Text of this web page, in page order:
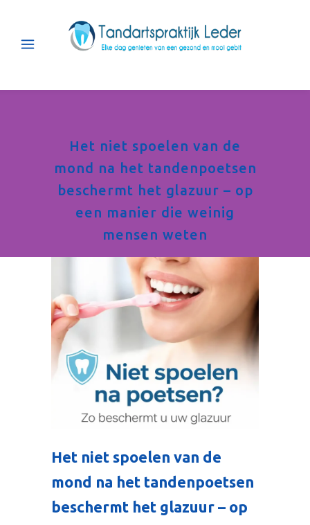
Het niet spoelen van de
mond na het tandenpoetsen
beschermt het glazuur – op
een manier die weinig
mensen weten
Het niet spoelen van de
mond na het tandenpoetsen
beschermt het glazuur – op